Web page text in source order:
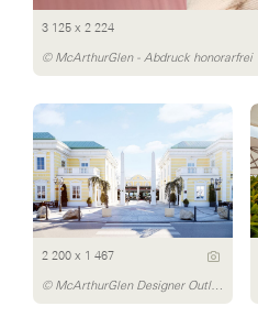
3 125 x 2 224
© McArthurGlen - Abdruck honorarfrei
2 200 x 1 467
© McArthurGlen Designer Outlet Parndorf/Daniel Bointner